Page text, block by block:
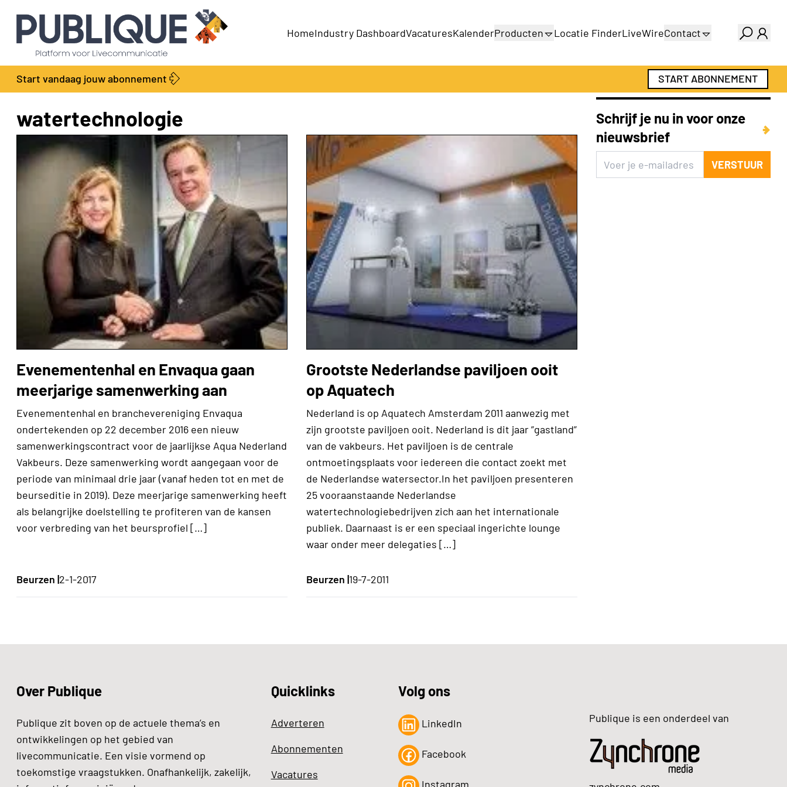
HomeIndustry DashboardVacaturesKalenderProducten
Productengids
Locatie FinderLiveWireContact
Adverteren
Abonnementen
Start vandaag jouw abonnement START ABONNEMENT
watertechnologie
Evenementenhal en Envaqua gaan
meerjarige samenwerking aan
Evenementenhal en branchevereniging Envaqua
ondertekenden op 22 december 2016 een nieuw
samenwerkingscontract voor de jaarlijkse Aqua Nederland
Vakbeurs. Deze samenwerking wordt aangegaan voor de
periode van minimaal drie jaar (vanaf heden tot en met de
beurseditie in 2019). Deze meerjarige samenwerking heeft
als belangrijke doelstelling te profiteren van de kansen
voor verbreding van het beursprofiel […]
Beurzen |2-1-2017
Grootste Nederlandse paviljoen ooit
op Aquatech
Nederland is op Aquatech Amsterdam 2011 aanwezig met
zijn grootste paviljoen ooit. Nederland is dit jaar ”gastland”
van de vakbeurs. Het paviljoen is de centrale
ontmoetingsplaats voor iedereen die contact zoekt met
de Nederlandse watersector.In het paviljoen presenteren
25 vooraanstaande Nederlandse
watertechnologiebedrijven zich aan het internationale
publiek. Daarnaast is er een speciaal ingerichte lounge
waar onder meer delegaties […]
Beurzen |19-7-2011
Schrijf je nu in voor onze
nieuwsbrief
VERSTUUR
Over Publique
Publique zit boven op de actuele thema’s en
ontwikkelingen op het gebied van
livecommunicatie. Een visie vormend op
toekomstige vraagstukken. Onafhankelijk, zakelijk,
Quicklinks
Adverteren
Abonnementen
Vacatures
Volg ons
LinkedIn
Facebook
Instagram
Publique is een onderdeel van